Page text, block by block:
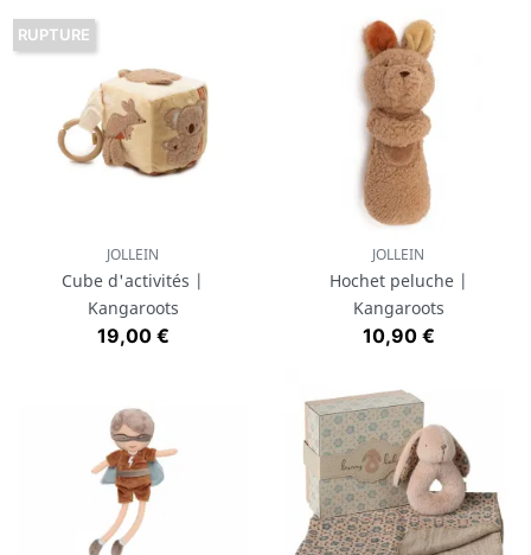
JOLLEIN
Cube d'activités |
Kangaroots
Prix
19,00 €
RUPTURE
JOLLEIN
Hochet peluche |
Kangaroots
Prix
10,90 €